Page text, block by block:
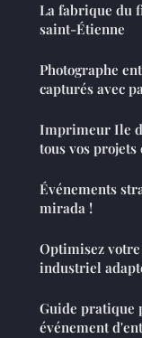
La fabrique du
saint-Étienne
Photographe
capturés avec
Imprimeur Ile
tous vos
Événements
mirada !
Optimisez
industriel
Guide pratique
événement